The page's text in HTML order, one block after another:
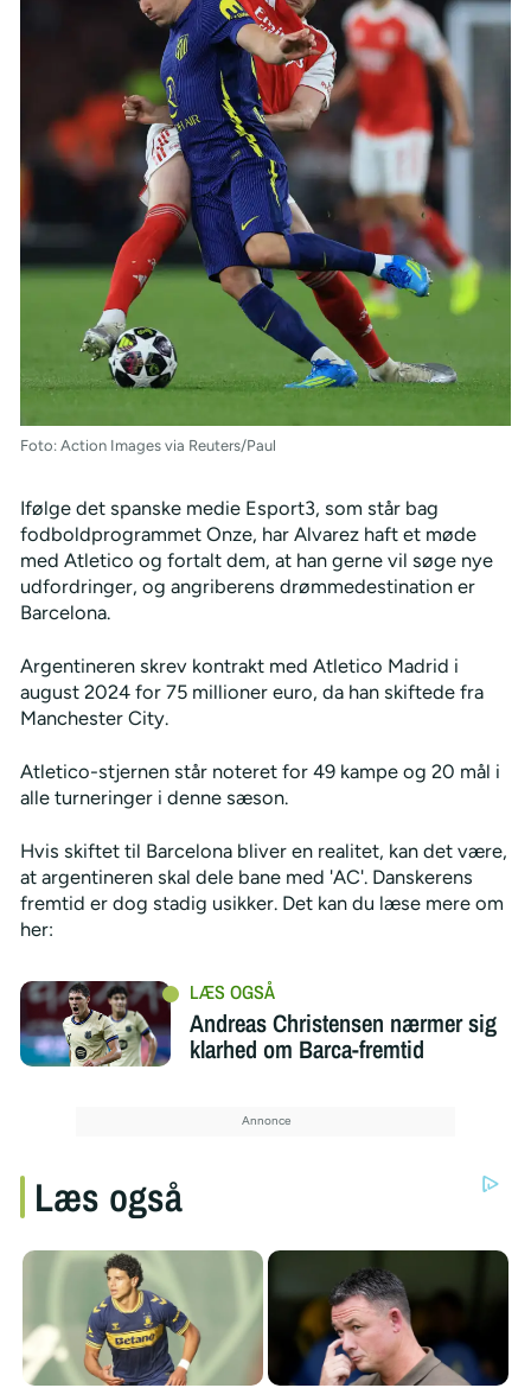
Foto: Action Images via Reuters/Paul
Ifølge det spanske medie Esport3, som står bag
fodboldprogrammet Onze, har Alvarez haft et møde
med Atletico og fortalt dem, at han gerne vil søge nye
udfordringer, og angriberens drømmedestination er
Barcelona.
Argentineren skrev kontrakt med Atletico Madrid i
august 2024 for 75 millioner euro, da han skiftede fra
Manchester City.
Atletico-stjernen står noteret for 49 kampe og 20 mål i
alle turneringer i denne sæson.
Hvis skiftet til Barcelona bliver en realitet, kan det være,
at argentineren skal dele bane med 'AC'. Danskerens
fremtid er dog stadig usikker. Det kan du læse mere om
her:
Andreas Christensen nærmer sig
klarhed om Barca-fremtid